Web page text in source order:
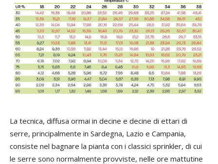
La tecnica, diffusa ormai in decine e decine di ettari di
serre, principalmente in Sardegna, Lazio e Campania,
consiste nel bagnare la pianta con i classici sprinkler, di cui
le serre sono normalmente provviste, nelle ore mattutine